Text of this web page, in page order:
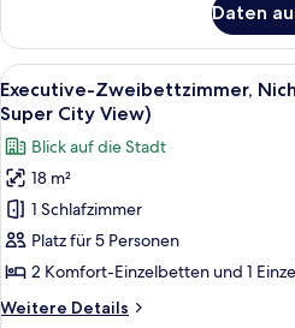
anzeigen
Zimmer,
1 King-
Bett
und
Schlafsofa,
Nichtraucher,
Stadtblick
Daten
Alle
Fotos
für
Executive-
Zweibettzimmer,
Nichtraucher
(with
Sofa
Bed,
11
Executive-Zweibettzimmer,
Super City View)
Blick auf die Stadt
18 m²
1 Schlafzimmer
Platz für 5 Personen
2 Komfort-Einzelbetten und 1
Weitere Details
Weitere